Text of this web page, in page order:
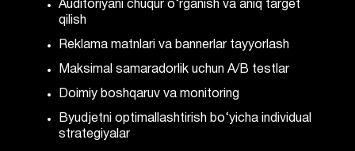
Auditoriyani chuqur o‘rganish va aniq target
qilish
Reklama matnlari va bannerlar tayyorlash
Maksimal samaradorlik uchun A/B testlar
Doimiy boshqaruv va monitoring
Byudjetni optimallashtirish bo‘yicha individual
strategiyalar